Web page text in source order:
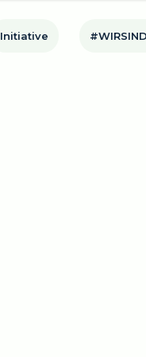
Initiative